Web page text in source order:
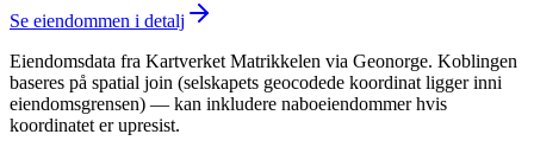
Se eiendommen i detalj
Eiendomsdata fra Kartverket Matrikkelen via Geonorge. Koblingen
baseres på spatial join (selskapets geocodede koordinat ligger inni
eiendomsgrensen) — kan inkludere naboeiendommer hvis
koordinatet er upresist.